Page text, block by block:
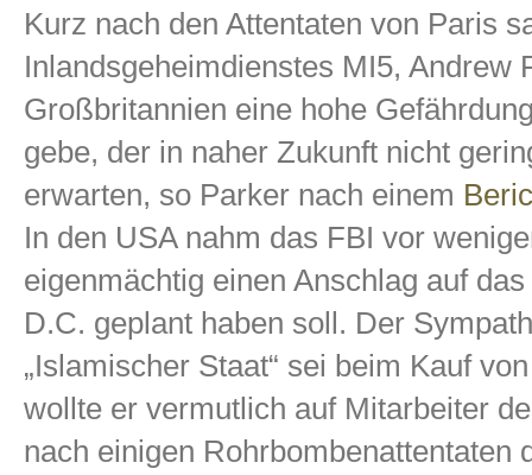
Kurz nach den Attentaten von Paris
Inlandsgeheimdienstes MI5, Andrew
Großbritannien eine hohe
gebe, der in naher Zukunft nicht
erwarten, so Parker nach einem
In den USA nahm das FBI vor
eigenmächtig einen Anschlag auf
D.C. geplant haben soll. Der
„Islamischer Staat“ sei beim Kauf
wollte er vermutlich auf Mitarbeiter
nach einigen Rohrbombenattentaten